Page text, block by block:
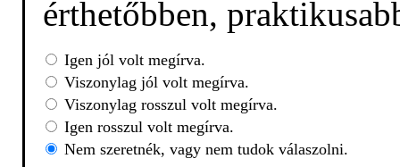
érthetőbben,
Igen jól volt megírva.
Viszonylag jól volt megírva.
Viszonylag rosszul volt megírva.
Igen rosszul volt megírva.
Nem szeretnék, vagy nem tudok válaszolni.